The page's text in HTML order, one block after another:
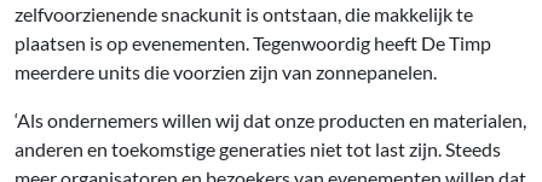
zelfvoorzienende snack­unit is ontstaan, die makkelijk te
plaatsen is op evenementen. Tegenwoordig heeft De Timp
meerdere units die voorzien zijn van zonnepanelen.
‘Als ondernemers willen wij dat onze producten en materialen,
anderen en toekomstige generaties niet tot last zijn. Steeds